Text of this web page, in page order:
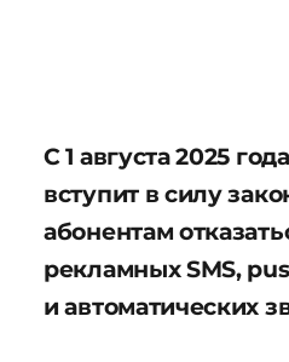
С 1 августа 2025
вступит в силу
абонентам
рекламных SMS,
и автоматических